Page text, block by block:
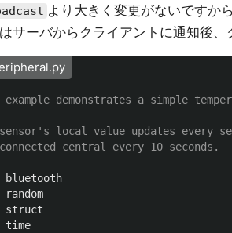
より大きく変更がないですか
サーバからクライアントに通知後、
demonstrates a simple
sensor's local value updates every
bluetooth
random
struct
time